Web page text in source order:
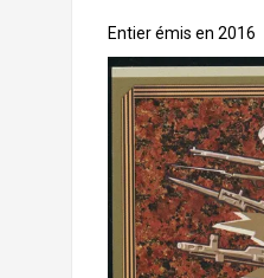
Entier émis en 2016